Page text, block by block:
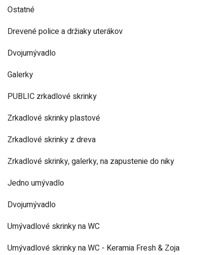
Ostatné
Drevené police a držiaky uterákov
Dvojumývadlo
Galerky
PUBLIC zrkadlové skrinky
Zrkadlové skrinky plastové
Zrkadlové skrinky z dreva
Zrkadlové skrinky, galerky, na zapustenie do niky
Jedno umývadlo
Dvojumývadlo
Umývadlové skrinky na WC
Umývadlové skrinky na WC - Keramia Fresh & Zoja